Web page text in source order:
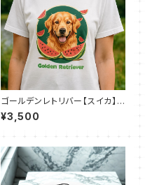
ゴールデンレトリバー【スイカ】
ベーシックTシャツ（全50色）
¥3,500